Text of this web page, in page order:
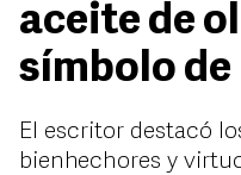
aceite de
símbolo
El escritor destacó
bienhechores y